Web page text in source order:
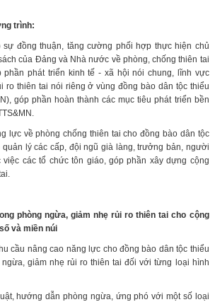
trình:
sự đồng thuận, tăng cường phối hợp thực hiện chủ
của Đảng và Nhà nước về phòng, chống thiên tai
phần phát triển kinh tế - xã hội nói chung, lĩnh vực
ro thiên tai nói riêng ở vùng đồng bào dân tộc thiểu
góp phần hoàn thành các mục tiêu phát triển bền
lực về phòng chống thiên tai cho đồng bào dân tộc
lý các cấp, đội ngũ già làng, trưởng bản, người
các tổ chức tôn giáo, góp phần xây dựng cộng
phòng ngừa, giảm nhẹ rủi ro thiên tai cho cộng
và miền núi
cầu nâng cao năng lực cho đồng bào dân tộc thiểu
giảm nhẹ rủi ro thiên tai đối với từng loại hình
hướng dẫn phòng ngừa, ứng phó với một số loại